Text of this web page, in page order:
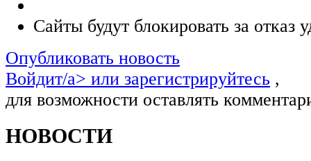
Сайты будут блокировать за отказ
Опубликовать новость
Войдит/a> или зарегистрируйтесь ,
для возможности оставлять
НОВОСТИ